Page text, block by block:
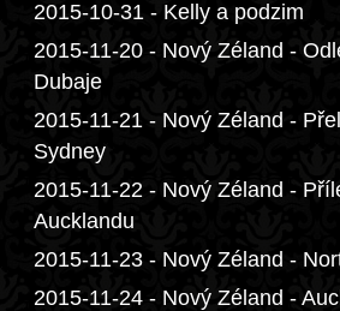
2015-10-31 - Kelly a podzim
2015-11-20 - Nový Zéland -
Dubaje
2015-11-21 - Nový Zéland -
Sydney
2015-11-22 - Nový Zéland -
Aucklandu
2015-11-23 - Nový Zéland -
2015-11-24 - Nový Zéland -